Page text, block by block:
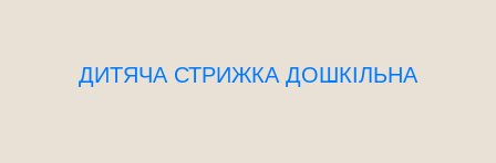
ДИТЯЧА СТРИЖКА ДОШКІЛЬНА